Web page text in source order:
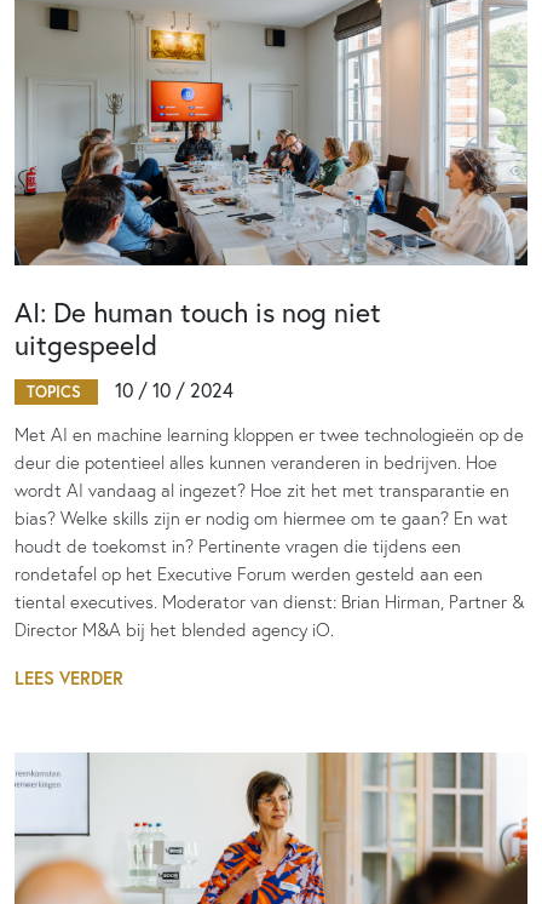
AI: De human touch is nog niet
uitgespeeld
TOPICS 10 / 10 / 2024
Met AI en machine learning kloppen er twee technologieën op de
deur die potentieel alles kunnen veranderen in bedrijven. Hoe
wordt AI vandaag al ingezet? Hoe zit het met transparantie en
bias? Welke skills zijn er nodig om hiermee om te gaan? En wat
houdt de toekomst in? Pertinente vragen die tijdens een
rondetafel op het Executive Forum werden gesteld aan een
tiental executives. Moderator van dienst: Brian Hirman, Partner &
Director M&A bij het blended agency iO.
LEES VERDER